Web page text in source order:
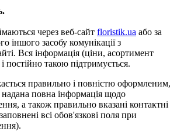
через веб-сайт floristik.ua або за
іншого засобу комунікації з
Вся інформація (ціни, асортимент
постійно такою підтримується.
правильно і повністю оформленим,
повна інформація щодо
а також правильно вказані контактні
всі обов'язкові поля при